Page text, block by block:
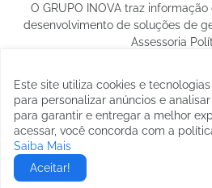
O GRUPO INOVA traz
desenvolvimento de soluções de
Assessoria
Este site utiliza cookies e
para personalizar anúncios e
para garantir e entregar a melhor
acessar, você concorda com a
Saiba Mais
Aceitar!